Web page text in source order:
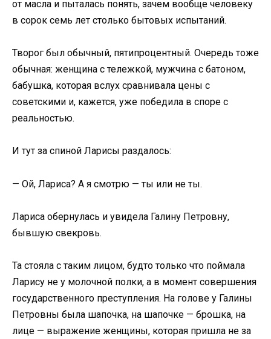
от масла и пыталась понять, зачем вообще человеку
в сорок семь лет столько бытовых испытаний.
Творог был обычный, пятипроцентный. Очередь тоже
обычная: женщина с тележкой, мужчина с батоном,
бабушка, которая вслух сравнивала цены с
советскими и, кажется, уже победила в споре с
реальностью.
И тут за спиной Ларисы раздалось:
— Ой, Лариса? А я смотрю — ты или не ты.
Лариса обернулась и увидела Галину Петровну,
бывшую свекровь.
Та стояла с таким лицом, будто только что поймала
Ларису не у молочной полки, а в момент совершения
государственного преступления. На голове у Галины
Петровны была шапочка, на шапочке — брошка, на
лице — выражение женщины, которая пришла не за